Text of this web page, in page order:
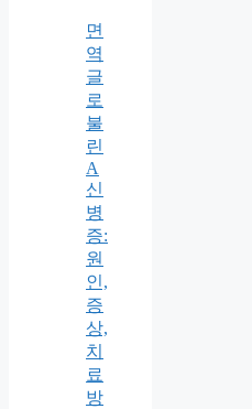
면
역
글
로
불
린
A
신
병
증:
원
인,
증
상,
치
료
방